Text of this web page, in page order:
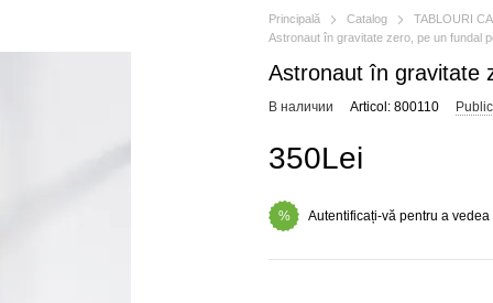
Principală Catalog TABLOURI
Astronaut în gravitate zero, pe un fundal
Astronaut în gravitate
В наличии Articol: 800110
350Lei
% Autentificați-vă pentru a